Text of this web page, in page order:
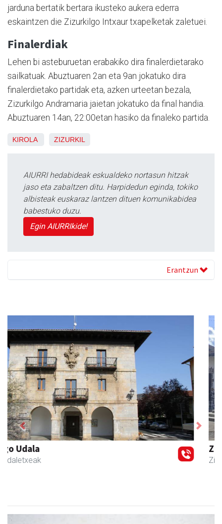
jarduna bertatik bertara ikusteko aukera ederra
eskaintzen die Zizurkilgo Intxaur txapelketak zaletuei.
Finalerdiak
Lehen bi asteburuetan erabakiko dira finalerdietarako
sailkatuak. Abuztuaren 2an eta 9an jokatuko dira
finalerdietako partidak eta, azken urteetan bezala,
Zizurkilgo Andramaria jaietan jokatuko da final handia.
Abuztuaren 14an, 22:00etan hasiko da finaleko partida.
KIROLA ZIZURKIL
AIURRI hedabideak eskualdeko nortasun hitzak
jaso eta zabaltzen ditu. Harpidedun eginda, tokiko
albisteak euskaraz lantzen dituen komunikabidea
babestuko duzu.
Egin AIURRIkide!
Erantzun
Zubimusu Ikastola
Zizurkil - Hezkuntza
Previous Next